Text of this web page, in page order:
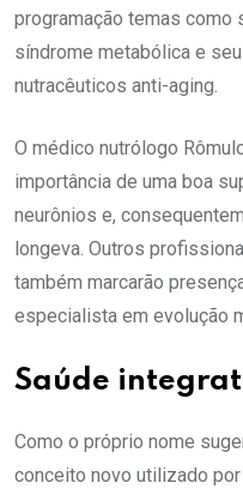
programação temas como
síndrome metabólica e
nutracêuticos anti-aging.
O médico nutrólogo
importância de uma boa
neurônios e,
longeva. Outros
também marcarão
especialista em evolução
Saúde
Como o próprio nome
conceito novo utilizado